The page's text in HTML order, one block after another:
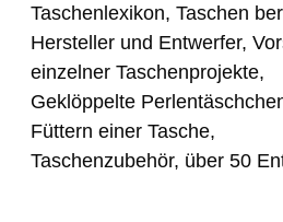
Taschenlexikon, Taschen
Hersteller und Entwerfer,
einzelner Taschenprojekte,
Geklöppelte
Füttern einer Tasche,
Taschenzubehör, über 50